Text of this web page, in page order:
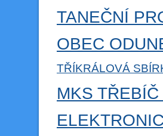
TANEČNÍ
OBEC
TŘÍKRÁLOVÁ
MKS TŘEBÍČ